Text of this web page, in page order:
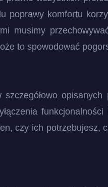
poprawy komfortu
musimy
to spowodować
czy ich potrzebujesz,